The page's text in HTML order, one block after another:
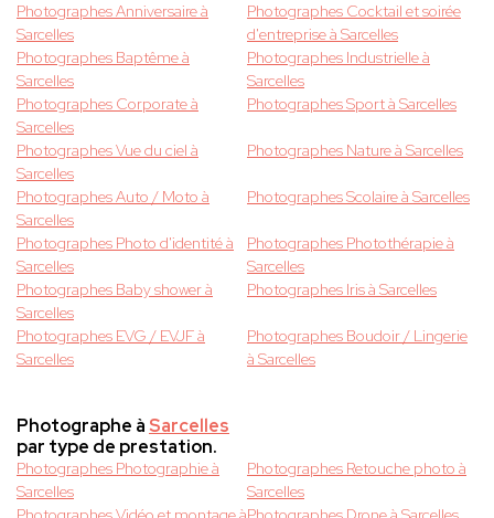
Photographes Anniversaire à
Sarcelles
Photographes Cocktail et soirée
d'entreprise à Sarcelles
Photographes Baptême à
Sarcelles
Photographes Industrielle à
Sarcelles
Photographes Corporate à
Sarcelles
Photographes Sport à Sarcelles
Photographes Vue du ciel à
Sarcelles
Photographes Nature à Sarcelles
Photographes Auto / Moto à
Sarcelles
Photographes Scolaire à Sarcelles
Photographes Photo d'identité à
Sarcelles
Photographes Photothérapie à
Sarcelles
Photographes Baby shower à
Sarcelles
Photographes Iris à Sarcelles
Photographes EVG / EVJF à
Sarcelles
Photographes Boudoir / Lingerie
à Sarcelles
Photographe à Sarcelles
par type de prestation.
Photographes Photographie à
Sarcelles
Photographes Retouche photo à
Sarcelles